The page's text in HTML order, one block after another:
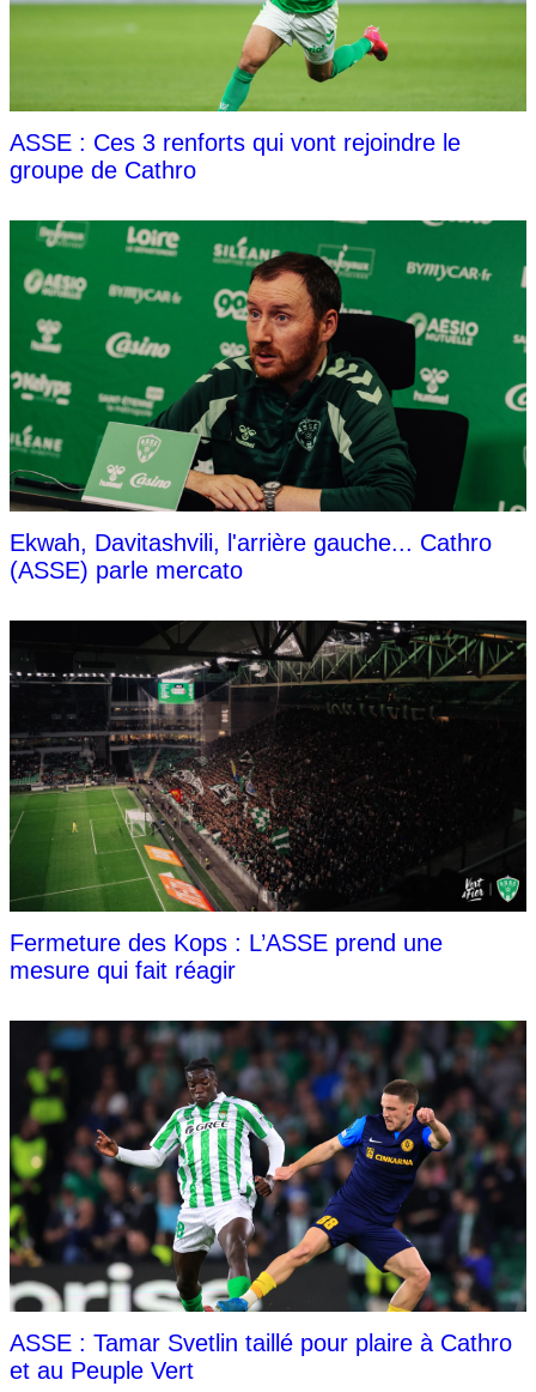
ASSE : Ces 3 renforts qui vont rejoindre le
groupe de Cathro
Ekwah, Davitashvili, l'arrière gauche... Cathro
(ASSE) parle mercato
Fermeture des Kops : L’ASSE prend une
mesure qui fait réagir
ASSE : Tamar Svetlin taillé pour plaire à Cathro
et au Peuple Vert